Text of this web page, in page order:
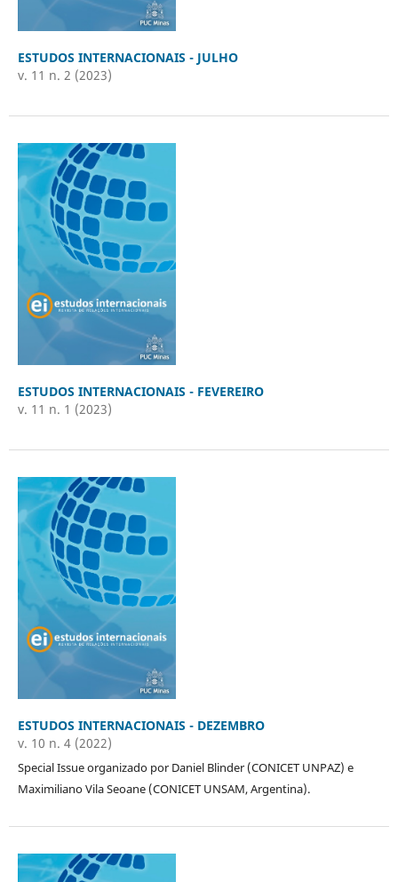
ESTUDOS INTERNACIONAIS - JULHO
v. 11 n. 2 (2023)
ESTUDOS INTERNACIONAIS - FEVEREIRO
v. 11 n. 1 (2023)
ESTUDOS INTERNACIONAIS - DEZEMBRO
v. 10 n. 4 (2022)
Special Issue organizado por Daniel Blinder (CONICET UNPAZ) e
Maximiliano Vila Seoane (CONICET UNSAM, Argentina).